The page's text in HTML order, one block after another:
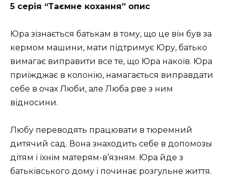
5 серія “Таємне кохання” опис
Юра зізнається батькам в тому, що це він був за
кермом машини, мати підтримує Юру, батько
вимагає виправити все те, що Юра накоїв. Юра
приїжджає в колонію, намагається виправдати
себе в очах Люби, але Люба рве з ним
відносини.
Любу переводять працювати в тюремний
дитячий сад. Вона знаходить себе в допомозы
дітям і їхнім матерям-в’язням. Юра йде з
батьківського дому і починає розгульне життя.